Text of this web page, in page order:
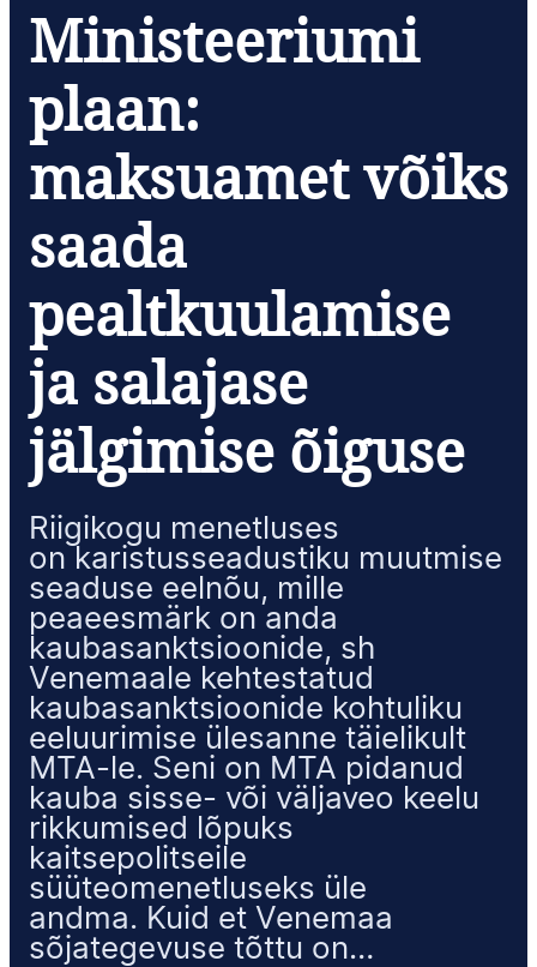
Ministeeriumi
plaan:
maksuamet võiks
saada
pealtkuulamise
ja salajase
jälgimise õiguse
Riigikogu menetluses
on karistusseadustiku muutmise
seaduse eelnõu, mille
peaeesmärk on anda
kaubasanktsioonide, sh
Venemaale kehtestatud
kaubasanktsioonide kohtuliku
eeluurimise ülesanne täielikult
MTA-le. Seni on MTA pidanud
kauba sisse- või väljaveo keelu
rikkumised lõpuks
kaitsepolitseile
süüteomenetluseks üle
andma. Kuid et Venemaa
sõjategevuse tõttu on…